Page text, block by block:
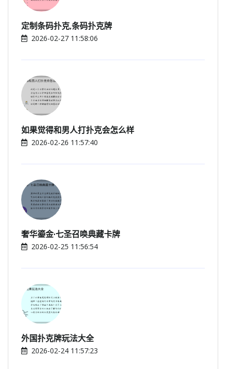
定制条码扑克,条码扑克牌
2026-02-27 11:58:06
如果觉得和男人打扑克会怎么样
2026-02-26 11:57:40
奢华鎏金·七圣召唤典藏卡牌
2026-02-25 11:56:54
外国扑克牌玩法大全
2026-02-24 11:57:23